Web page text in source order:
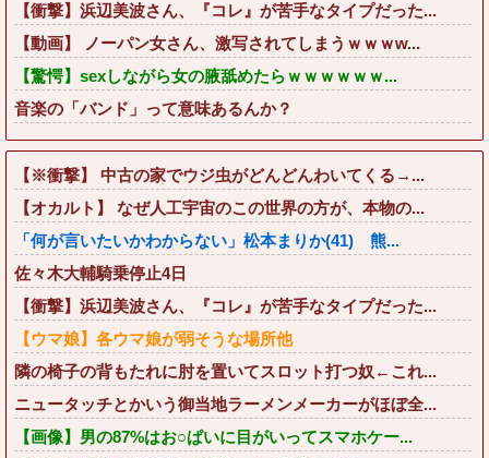
【衝撃】浜辺美波さん、『コレ』が苦手なタイプだった...
【動画】 ノーパン女さん、激写されてしまうｗｗｗw...
【驚愕】sexしながら女の腋舐めたらｗｗｗｗｗｗ...
音楽の「バンド」って意味あるんか？
【※衝撃】 中古の家でウジ虫がどんどんわいてくる→...
【オカルト】 なぜ人工宇宙のこの世界の方が、本物の...
「何が言いたいかわからない」松本まりか(41) 熊...
佐々木大輔騎乗停止4日
【衝撃】浜辺美波さん、『コレ』が苦手なタイプだった...
【ウマ娘】各ウマ娘が弱そうな場所他
隣の椅子の背もたれに肘を置いてスロット打つ奴←これ...
ニュータッチとかいう御当地ラーメンメーカーがほぼ全...
【画像】男の87%はお○ぱいに目がいってスマホケー...